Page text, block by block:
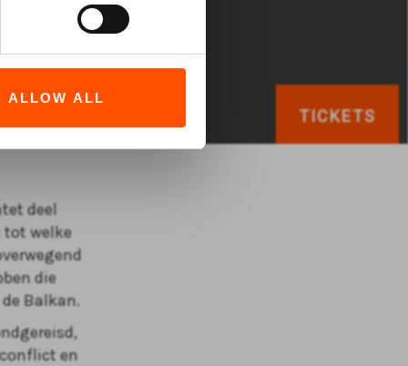
ALLOW ALL
TICKETS
deel
tot welke
die
Balkan.
en